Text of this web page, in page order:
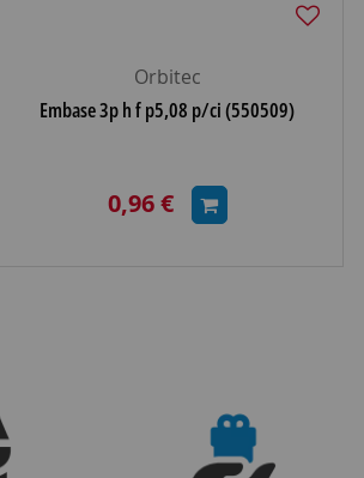
Orbitec
Embase 3p h f p5,08 p/ci (550509)
0,96 €